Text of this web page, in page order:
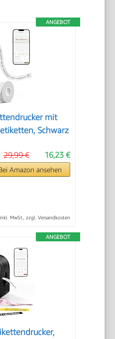
ANGEBOT
mit
Schwarz
16,23 €
29,99 €
Amazon ansehen
MwSt., zzgl. Versandkosten
ANGEBOT